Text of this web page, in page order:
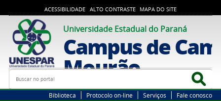
ACESSIBILIDADE ALTO CONTRASTE MAPA DO SITE
Universidade Estadual do Paraná
Campus de
Mourão
Busca
Biblioteca Protocolo on-line Serviços Fale conosco